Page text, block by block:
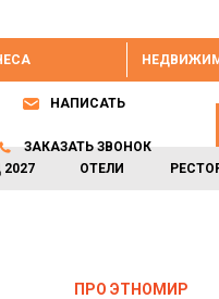
ОТЕЛИ
НАПИСАТЬ
ЗАКАЗАТЬ ЗВОНОК
ПРО ЭТНОМИР